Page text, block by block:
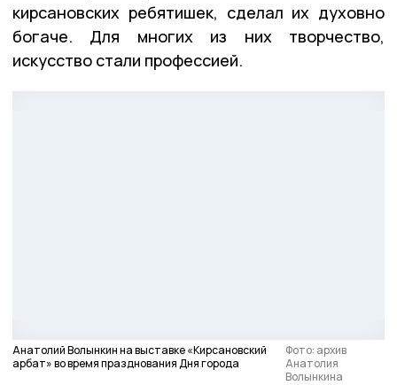
кирсановских ребятишек, сделал их духовно
богаче. Для многих из них творчество,
искусство стали профессией.
Анатолий Волынкин на выставке «Кирсановский
арбат» во время празднования Дня города
Фото: архив
Анатолия
Волынкина